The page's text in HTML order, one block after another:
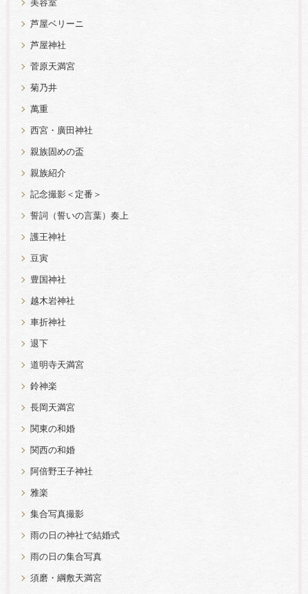
美容室
芦屋ベリーニ
芦屋神社
菅原天満宮
菊乃井
萬重
西宮・廣田神社
親族固めの盃
親族紹介
記念撮影＜定番＞
誓詞（誓いの言葉）奏上
護王神社
豆寅
豊国神社
越木岩神社
車折神社
退下
道明寺天満宮
鈴神楽
長岡天満宮
関東の和婚
関西の和婚
阿倍野王子神社
雅楽
集合写真撮影
雨の日の神社で結婚式
雨の日の集合写真
須磨・綱敷天満宮